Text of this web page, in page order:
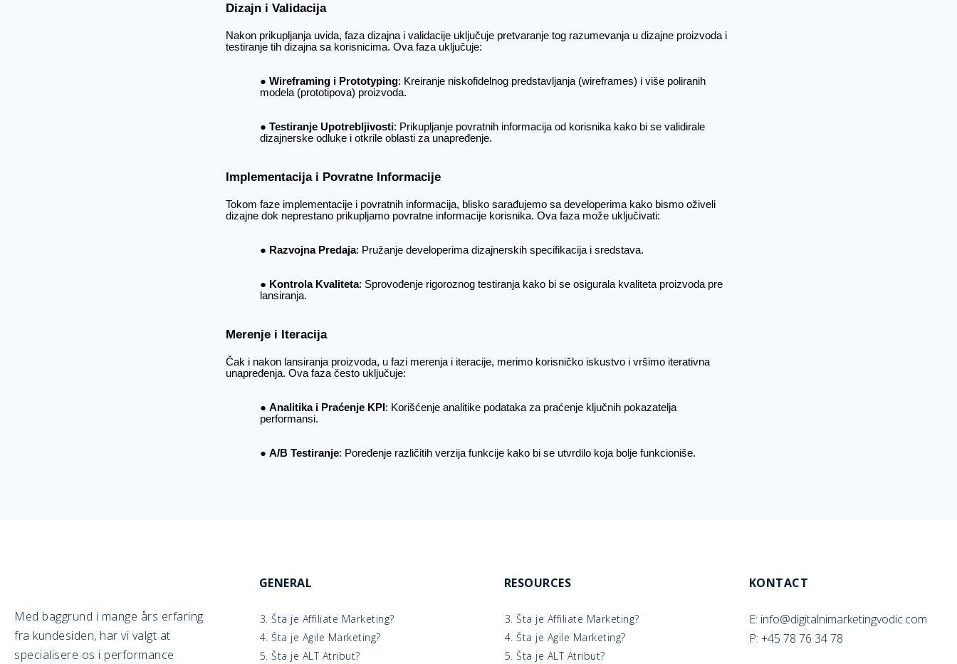
Dizajn i Validacija
Nakon prikupljanja uvida, faza dizajna i validacije uključuje pretvaranje tog razumevanja u dizajne proizvoda i
testiranje tih dizajna sa korisnicima. Ova faza uključuje:
Wireframing i Prototyping: Kreiranje niskofidelnog predstavljanja (wireframes) i više poliranih
modela (prototipova) proizvoda.
Testiranje Upotrebljivosti: Prikupljanje povratnih informacija od korisnika kako bi se validirale
dizajnerske odluke i otkrile oblasti za unapređenje.
Implementacija i Povratne Informacije
Tokom faze implementacije i povratnih informacija, blisko sarađujemo sa developerima kako bismo oživeli
dizajne dok neprestano prikupljamo povratne informacije korisnika. Ova faza može uključivati:
Razvojna Predaja: Pružanje developerima dizajnerskih specifikacija i sredstava.
Kontrola Kvaliteta: Sprovođenje rigoroznog testiranja kako bi se osigurala kvaliteta proizvoda pre
lansiranja.
Merenje i Iteracija
Čak i nakon lansiranja proizvoda, u fazi merenja i iteracije, merimo korisničko iskustvo i vršimo iterativna
unapređenja. Ova faza često uključuje:
Analitika i Praćenje KPI : Korišćenje analitike podataka za praćenje ključnih pokazatelja
performansi.
A/B Testiranje: Poređenje različitih verzija funkcije kako bi se utvrdilo koja bolje funkcioniše.
Med baggrund i mange års erfaring
fra kundesiden, har vi valgt at
specialisere os i performance
GENERAL
3. Šta je Affiliate Marketing?
4. Šta je Agile Marketing?
5. Šta je ALT Atribut?
RESOURCES
3. Šta je Affiliate Marketing?
4. Šta je Agile Marketing?
5. Šta je ALT Atribut?
KONTACT
E: info@digitalnimarketingvodic.com
P: +45 78 76 34 78